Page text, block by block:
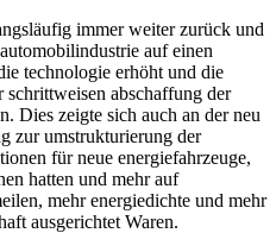
immer weiter zurück und
auf einen
technologie erhöht und die
schrittweisen abschaffung der
Dies zeigte sich auch an der neu
zur umstrukturierung der
für neue energiefahrzeuge,
hatten und mehr auf
mehr energiedichte und mehr
ausgerichtet Waren.